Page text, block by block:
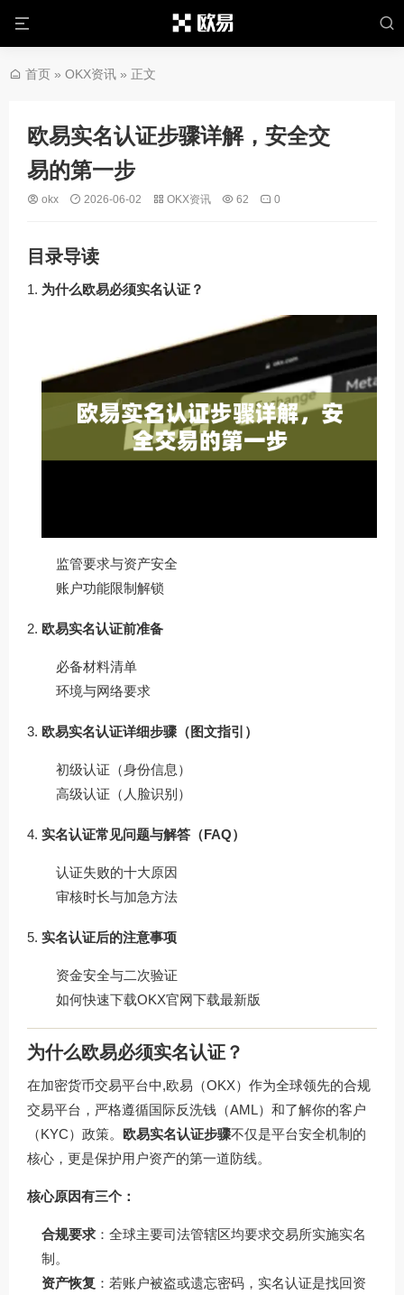
首页 » OKX资讯 » 正文
欧易实名认证步骤详解，安全交
易的第一步
okx 2026-06-02 OKX资讯 62 0
目录导读
为什么欧易必须实名认证？
监管要求与资产安全
账户功能限制解锁
欧易实名认证前准备
必备材料清单
环境与网络要求
欧易实名认证详细步骤（图文指引）
初级认证（身份信息）
高级认证（人脸识别）
实名认证常见问题与解答（FAQ）
认证失败的十大原因
审核时长与加急方法
实名认证后的注意事项
资金安全与二次验证
如何快速下载OKX官网下载最新版
为什么欧易必须实名认证？
在加密货币交易平台中,欧易（OKX）作为全球领先的合规
交易平台，严格遵循国际反洗钱（AML）和了解你的客户
（KYC）政策。 欧易实名认证步骤不仅是平台安全机制的
核心，更是保护用户资产的第一道防线。
核心原因有三个：
合规要求 ：全球主要司法管辖区均要求交易所实施实名
制。
资产恢复 ：若账户被盗或遗忘密码，实名认证是找回资